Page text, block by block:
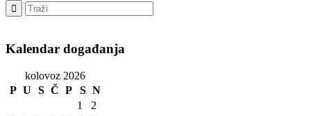
Kalendar događanja
kolovoz 2026
P U S Č P S N
1
2